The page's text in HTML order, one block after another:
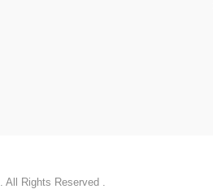
. All Rights Reserved .